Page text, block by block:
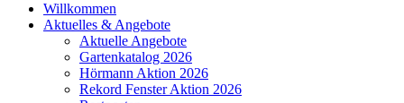
Willkommen
Aktuelles & Angebote
Aktuelle Angebote
Gartenkatalog 2026
Hörmann Aktion 2026
Rekord Fenster Aktion 2026